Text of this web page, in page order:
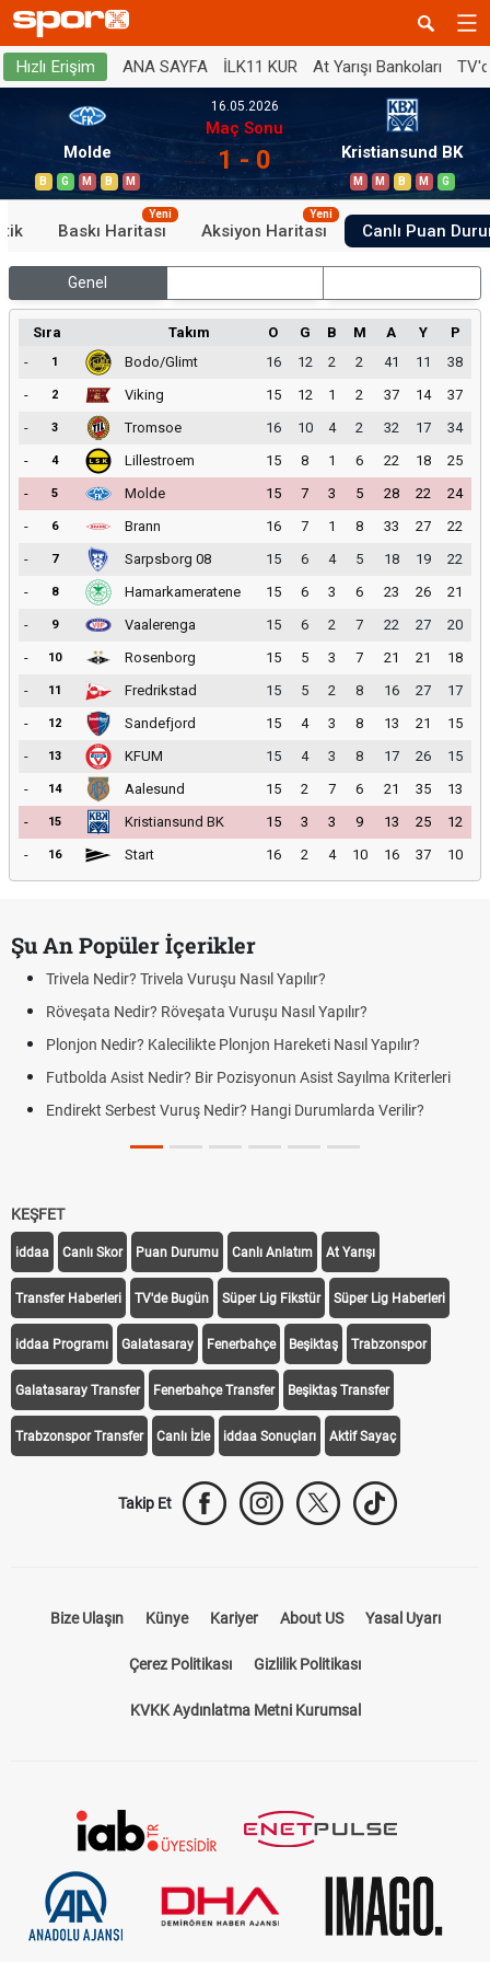
Hızlı Erişim ANA SAYFA İLK11 KUR At Yarışı Bankoları
Molde
B G M B M
16.05.2026
Maç Sonu
1 - 0 Kristiansund BK
M M B M G
Baskı Haritası
Yeni
Aksiyon Haritası
Yeni
Canlı Puan
Genel
Sıra Takım O G B M A Y
P
-
1 Bodo/Glimt 16 12 2 2 41 11
38
-
2 Viking 15 12 1 2 37 14
37
-
3 Tromsoe 16 10 4 2 32 17
34
-
4 Lillestroem 15 8 1 6 22 18
25
-
5 Molde 15 7 3 5 28 22
24
-
6 Brann 16 7 1 8 33 27
22
-
7 Sarpsborg 08 15 6 4 5 18 19
22
-
8 Hamarkameratene 15 6 3 6 23 26
21
-
9 Vaalerenga 15 6 2 7 22 27
20
-
10 Rosenborg 15 5 3 7 21 21
18
-
11 Fredrikstad 15 5 2 8 16 27
17
-
12 Sandefjord 15 4 3 8 13 21
15
-
13 KFUM 15 4 3 8 17 26
15
-
14 Aalesund 15 2 7 6 21 35
13
-
15 Kristiansund BK 15 3 3 9 13 25
12
-
16 Start 16 2 4 10 16 37 10
Şu An Popüler İçerikler
Trivela Nedir? Trivela Vuruşu Nasıl Yapılır?
Röveşata Nedir? Röveşata Vuruşu Nasıl Yapılır?
Plonjon Nedir? Kalecilikte Plonjon Hareketi Nasıl Yapılır?
Futbolda Asist Nedir? Bir Pozisyonun Asist Sayılma Kriterleri
Endirekt Serbest Vuruş Nedir? Hangi Durumlarda Verilir?
KEŞFET
iddaa Canlı Skor Puan Durumu Canlı Anlatım At Yarışı
Transfer Haberleri TV'de Bugün Süper Lig Fikstür Süper Lig Haberleri
iddaa Programı Galatasaray Fenerbahçe Beşiktaş Trabzonspor
Galatasaray Transfer Fenerbahçe Transfer Beşiktaş Transfer
Trabzonspor Transfer Canlı İzle iddaa Sonuçları Aktif Sayaç
Takip Et
Bize Ulaşın Künye Kariyer About US Yasal Uyarı
Çerez Politikası Gizlilik Politikası
KVKK Aydınlatma Metni Kurumsal